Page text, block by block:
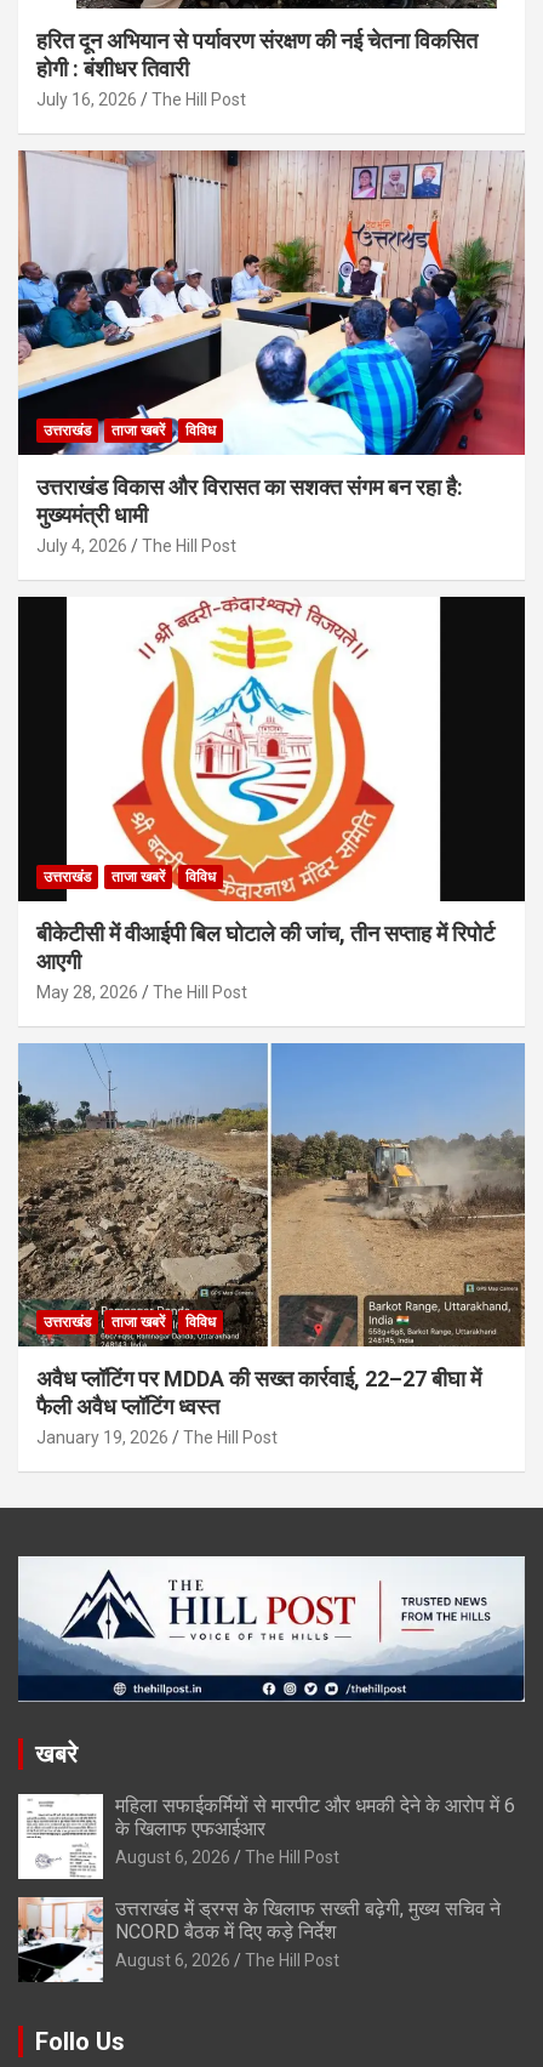
हरित दून अभियान से पर्यावरण संरक्षण की नई चेतना विकसित
होगी : बंशीधर तिवारी
July 16, 2026 The Hill Post
उत्तराखंड ताजा खबरें विविध
उत्तराखंड विकास और विरासत का सशक्त संगम बन रहा है:
मुख्यमंत्री धामी
July 4, 2026 The Hill Post
उत्तराखंड ताजा खबरें विविध
बीकेटीसी में वीआईपी बिल घोटाले की जांच, तीन सप्ताह में रिपोर्ट
आएगी
May 28, 2026 The Hill Post
उत्तराखंड ताजा खबरें विविध
अवैध प्लॉटिंग पर MDDA की सख्त कार्रवाई, 22–27 बीघा में
फैली अवैध प्लॉटिंग ध्वस्त
January 19, 2026 The Hill Post
खबरे
महिला सफाईकर्मियों से मारपीट और धमकी देने के आरोप में 6
के खिलाफ एफआईआर
August 6, 2026 The Hill Post
उत्तराखंड में ड्रग्स के खिलाफ सख्ती बढ़ेगी, मुख्य सचिव ने
NCORD बैठक में दिए कड़े निर्देश
August 6, 2026 The Hill Post
Follo Us